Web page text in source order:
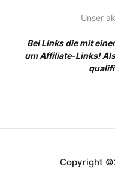
Unser
Bei Links die mit
um Affiliate-Links!
Copyright